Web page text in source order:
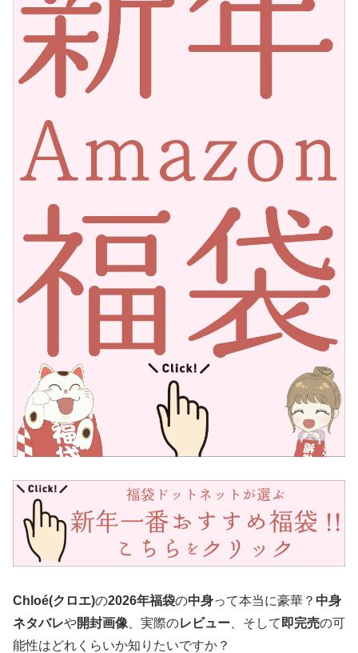
Chloé(クロエ)の2026年福袋の中身って本当に豪華？ 中身
ネタバレや開封画像 、実際のレビュー 、そして 即完売の可
能性はどれくらいか知りたいですか？